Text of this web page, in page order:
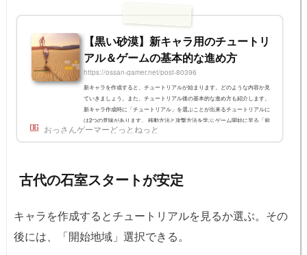
【黒い砂漠】新キャラ用のチュートリ
アル＆ゲームの基本的な進め方
https://ossan-gamer.net/post-80396
新キャラを作成すると、チュートリアルが始まります。どのような内容か見
ていきましょう。また、チュートリアル後の基本的な進め方も紹介します。
新キャラ作成時に「チュートリアル」を選ぶことが出来るチュートリアルに
は2つの意味があります。 移動方法と攻撃方法を学ぶ ゲーム開始に至る「前
日譚」を知る黒い砂漠のベテランプレイヤーも見たことがない話になってい
るので、一度はやってみると良いと思います。また、Rキーを長押しでスキ
おっさんゲーマーどっとねっと
古代の石室スタートが安定
キャラを作成するとチュートリアルを見るか選ぶ。その
後には、「開始地域」選択できる。